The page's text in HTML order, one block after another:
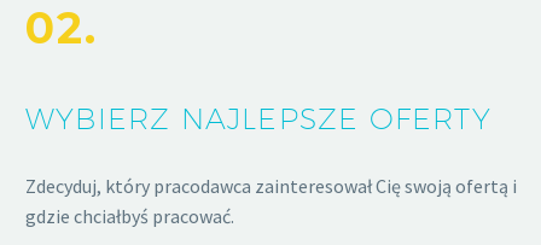
02.
WYBIERZ NAJLEPSZE OFERTY
Zdecyduj, który pracodawca zainteresował Cię swoją ofertą i
gdzie chciałbyś pracować.